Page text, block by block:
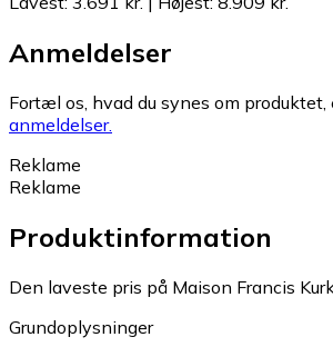
Anmeldelser
Fortæl os, hvad du synes om
anmeldelser.
Reklame
Reklame
Produktinformation
Den laveste pris på Maison Francis
Grundoplysninger